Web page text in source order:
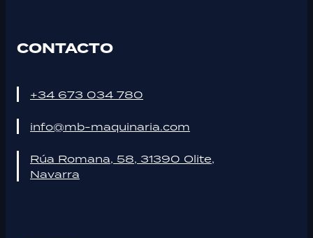
CONTACTO
+34 673 034 780
info@mb-maquinaria.com
Rúa Romana, 58, 31390 Olite,
Navarra